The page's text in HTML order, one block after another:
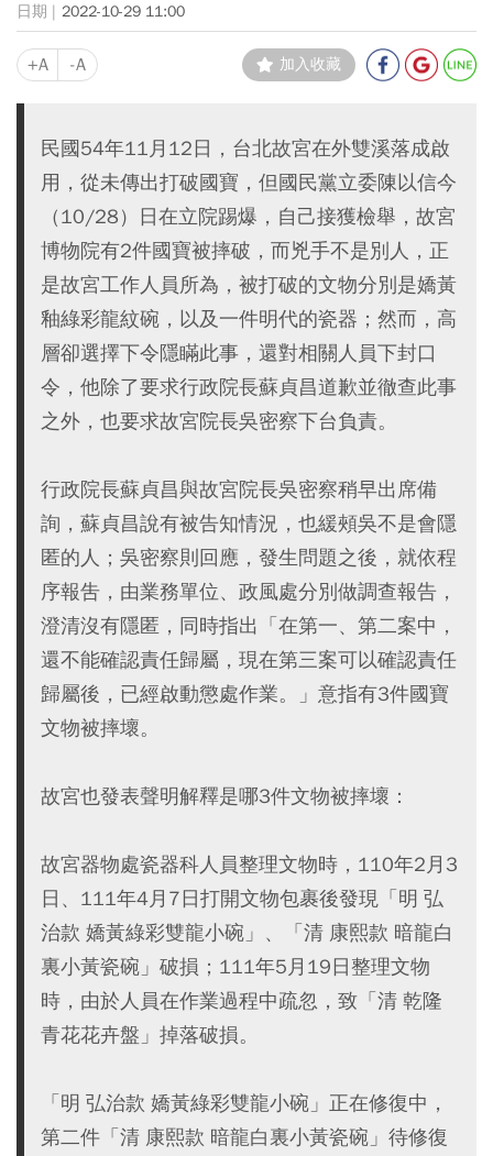
2022-10-29 11:00
+A -A 加入收藏
民國54年11月12日，台北故宮在外雙溪落成啟
用，從未傳出打破國寶，但國民黨立委陳以信今
（10/28）日在立院踢爆，自己接獲檢舉，故宮
博物院有2件國寶被摔破，而兇手不是別人，正
是故宮工作人員所為，被打破的文物分別是嬌黃
釉綠彩龍紋碗，以及一件明代的瓷器；然而，高
層卻選擇下令隱瞞此事，還對相關人員下封口
令，他除了要求行政院長蘇貞昌道歉並徹查此事
之外，也要求故宮院長吳密察下台負責。
行政院長蘇貞昌與故宮院長吳密察稍早出席備
詢，蘇貞昌說有被告知情況，也緩頰吳不是會隱
匿的人；吳密察則回應，發生問題之後，就依程
序報吿，由業務單位、政風處分別做調查報告，
澄清沒有隱匿，同時指出「在第一、第二案中，
還不能確認責任歸屬，現在第三案可以確認責任
歸屬後，已經啟動懲處作業。」意指有3件國寶
文物被摔壞。
故宮也發表聲明解釋是哪3件文物被摔壞：
故宮器物處瓷器科人員整理文物時，110年2月3
日、111年4月7日打開文物包裹後發現「明 弘
治款 嬌黃綠彩雙龍小碗」、「清 康熙款 暗龍白
裏小黃瓷碗」破損；111年5月19日整理文物
時，由於人員在作業過程中疏忽，致「清 乾隆
青花花卉盤」掉落破損。
「明 弘治款 嬌黃綠彩雙龍小碗」正在修復中，
第二件「清 康熙款 暗龍白裏小黃瓷碗」待修復